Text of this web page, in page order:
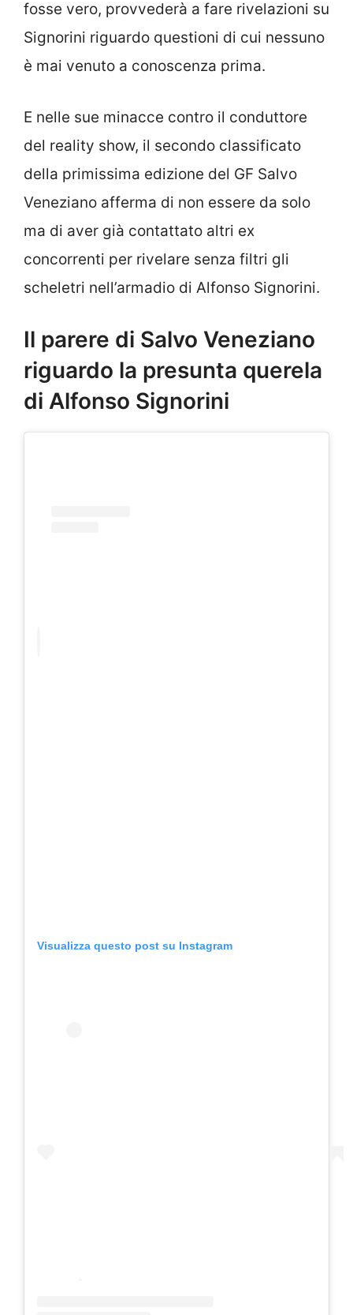
fosse vero, provvederà a fare rivelazioni su
Signorini riguardo questioni di cui nessuno
è mai venuto a conoscenza prima.
E nelle sue minacce contro il conduttore
del reality show, il secondo classificato
della primissima edizione del GF Salvo
Veneziano afferma di non essere da solo
ma di aver già contattato altri ex
concorrenti per rivelare senza filtri gli
scheletri nell’armadio di Alfonso Signorini.
Il parere di Salvo Veneziano
riguardo la presunta querela
di Alfonso Signorini
Visualizza questo post su Instagram